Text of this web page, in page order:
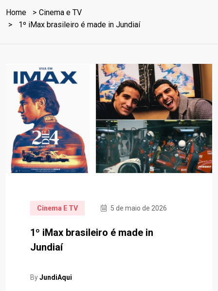
Home
Cinema e TV
1º iMax brasileiro é made in Jundiaí
Cinema E TV 5 de maio de 2026
1º iMax brasileiro é made in
Jundiaí
ByJundiAqui